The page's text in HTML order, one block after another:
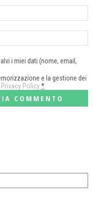
i miei dati (nome, email,
e la gestione dei
Privacy Policy*